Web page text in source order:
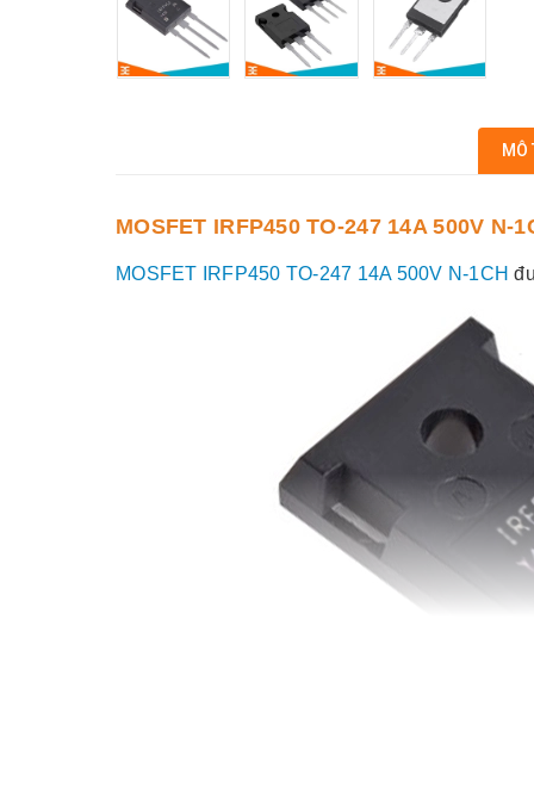
MÔ
MOSFET IRFP450 TO-247 14A 500V N-
MOSFET IRFP450 TO-247 14A 500V N-1CH